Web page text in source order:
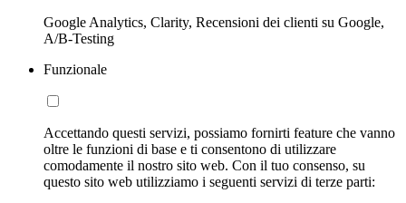
Google Analytics, Clarity, Recensioni dei clienti su Google,
A/B-Testing
Funzionale
Accettando questi servizi, possiamo fornirti feature che vanno
oltre le funzioni di base e ti consentono di utilizzare
comodamente il nostro sito web. Con il tuo consenso, su
questo sito web utilizziamo i seguenti servizi di terze parti: